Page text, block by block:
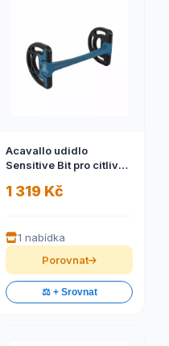
Acavallo udidlo
Sensitive Bit pro citlivé
1 319 Kč
1 nabídka
Porovnat
⚖️ + Srovnat